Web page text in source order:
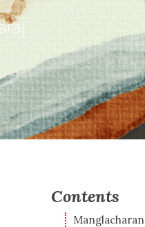
Contents
Manglacharan